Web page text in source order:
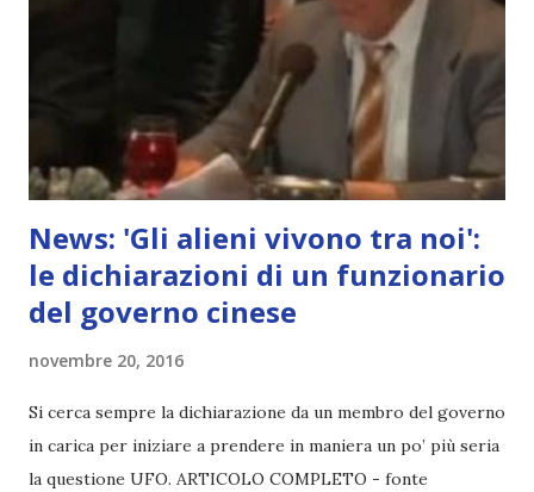
News: 'Gli alieni vivono tra noi':
le dichiarazioni di un funzionario
del governo cinese
novembre 20, 2016
Si cerca sempre la dichiarazione da un membro del governo
in carica per iniziare a prendere in maniera un po’ più seria
la questione UFO. ARTICOLO COMPLETO - fonte